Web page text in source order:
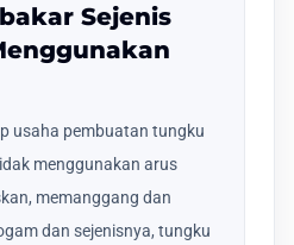
Sejenis
usaha pembuatan tungku
menggunakan arus
memanggang dan
dan sejenisnya, tungku